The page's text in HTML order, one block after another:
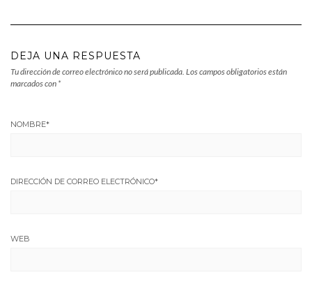
DEJA UNA RESPUESTA
Tu dirección de correo electrónico no será publicada. Los campos obligatorios están
marcados con *
NOMBRE*
DIRECCIÓN DE CORREO ELECTRÓNICO*
WEB